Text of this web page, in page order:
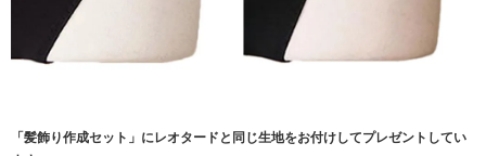
「髪飾り作成セット」にレオタードと同じ生地をお付けしてプレゼントしてい